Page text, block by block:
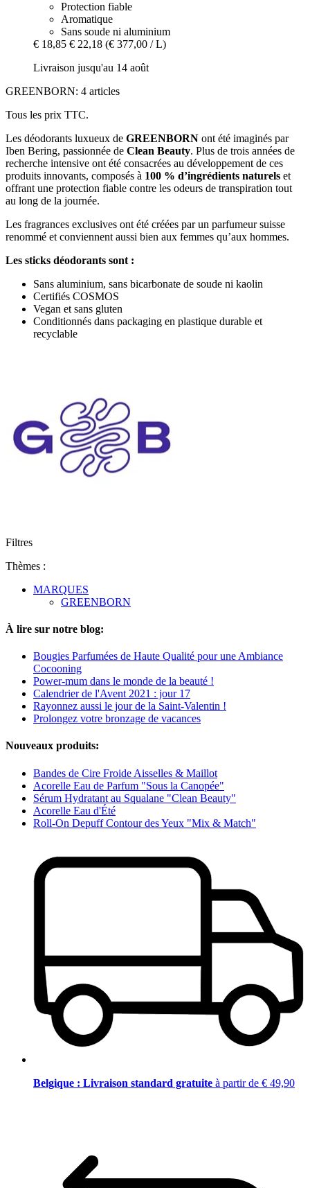
Protection fiable
Aromatique
Sans soude ni aluminium
€ 18,85 € 22,18 (€ 377,00 / L)
Livraison jusqu'au 14 août
GREENBORN: 4 articles
Tous les prix TTC.
Les déodorants luxueux de GREENBORN ont été imaginés par
Iben Bering, passionnée de Clean Beauty. Plus de trois années de
recherche intensive ont été consacrées au développement de ces
produits innovants, composés à 100 % d’ingrédients naturels et
offrant une protection fiable contre les odeurs de transpiration tout
au long de la journée.
Les fragrances exclusives ont été créées par un parfumeur suisse
renommé et conviennent aussi bien aux femmes qu’aux hommes.
Les sticks déodorants sont :
Sans aluminium, sans bicarbonate de soude ni kaolin
Certifiés COSMOS
Vegan et sans gluten
Conditionnés dans packaging en plastique durable et
recyclable
Filtres
Thèmes :
MARQUES
GREENBORN
À lire sur notre blog:
Bougies Parfumées de Haute Qualité pour une Ambiance
Cocooning
Power-mum dans le monde de la beauté !
Calendrier de l'Avent 2021 : jour 17
Rayonnez aussi le jour de la Saint-Valentin !
Prolongez votre bronzage de vacances
Nouveaux produits:
Bandes de Cire Froide Aisselles & Maillot
Acorelle Eau de Parfum "Sous la Canopée"
Sérum Hydratant au Squalane "Clean Beauty"
Acorelle Eau d'Été
Roll-On Depuff Contour des Yeux "Mix & Match"
Belgique : Livraison standard gratuite à partir de € 49,90